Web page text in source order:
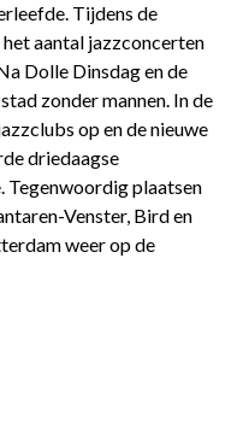
Tijdens de
aantal jazzconcerten
Dolle Dinsdag en de
zonder mannen. In de
op en de nieuwe
driedaagse
Tegenwoordig plaatsen
Venster, Bird en
weer op de